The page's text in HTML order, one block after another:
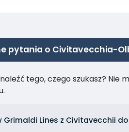
pytania o Civitavecchia-
tego, czego szukasz? Nie
Lines z Civitavecchii